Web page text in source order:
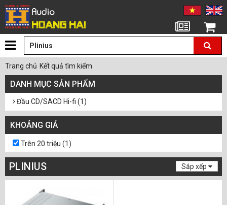
Giỏ hàng
Trang chủ Kết quả tìm kiếm
DANH MỤC SẢN PHẨM
Đầu CD/SACD Hi-fi (1)
KHOẢNG GIÁ
Trên 20 triệu (1)
PLINIUS Sắp xếp